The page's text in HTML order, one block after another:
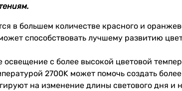
в большем количестве красного и
способствовать лучшему развитию
освещение с более высокой цветовой
2700K может помочь создать
на изменение длины светового дня и